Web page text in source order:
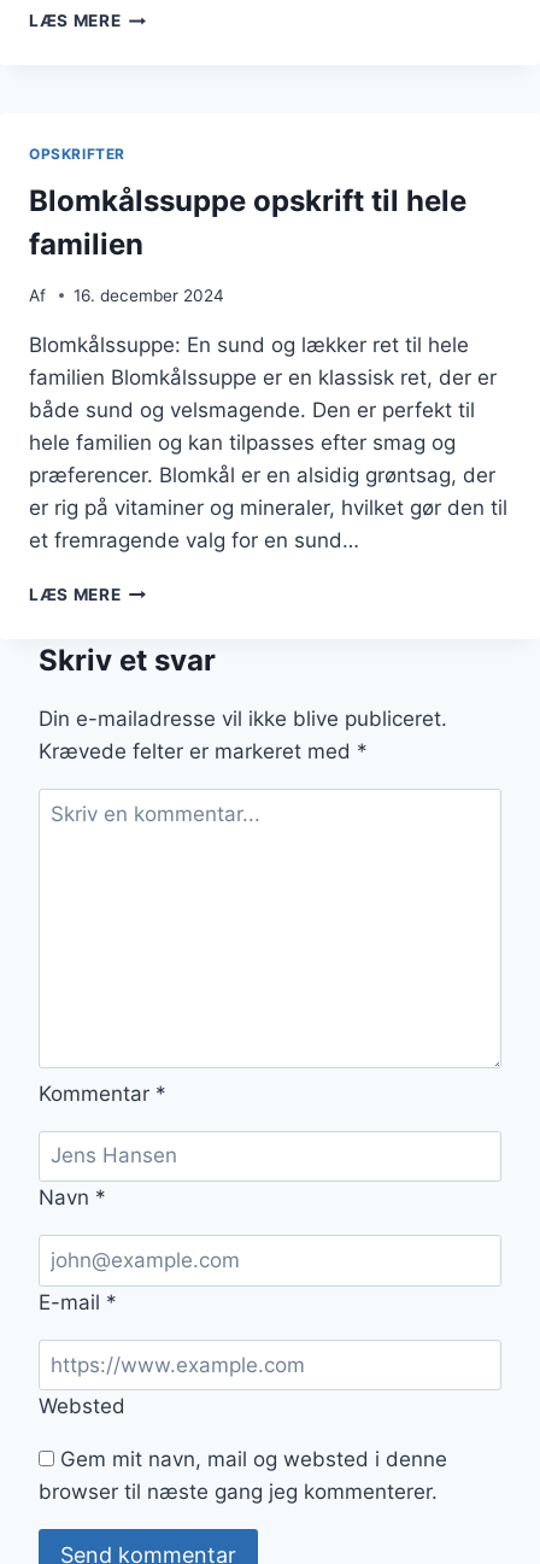
LÆS MEREBLOMKÅLSSUPPE
OPSKRIFTER
Blomkålssuppe opskrift til hele
familien
Af 16. december 2024
Blomkålssuppe: En sund og lækker ret til hele
familien Blomkålssuppe er en klassisk ret, der er
både sund og velsmagende. Den er perfekt til
hele familien og kan tilpasses efter smag og
præferencer. Blomkål er en alsidig grøntsag, der
er rig på vitaminer og mineraler, hvilket gør den til
et fremragende valg for en sund…
LÆS MEREBLOMKÅLSSUPPE
HELE
Skriv et svar
Din e-mailadresse vil ikke blive publiceret.
Krævede felter er markeret med *
Kommentar *
Navn *
E-mail *
Websted
Gem mit navn, mail og websted i denne
browser til næste gang jeg kommenterer.